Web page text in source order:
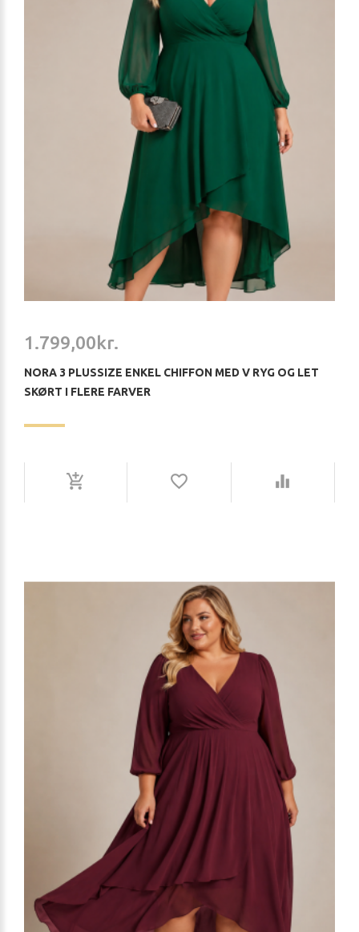
1.799,00kr.
NORA 3 PLUSSIZE ENKEL CHIFFON MED V RYG OG LET
SKØRT I FLERE FARVER